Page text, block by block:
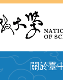
關於臺